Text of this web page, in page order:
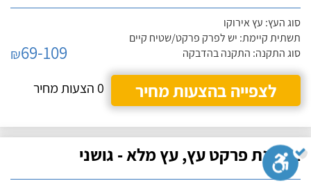
סוג העץ: עץ אירוקו
תשתית קיימת: יש לפרק פרקט/שטיח קיים
סוג התקנה: התקנה בהדבקה
₪69-109
לצפייה בהצעות מחיר
0 הצעות מחיר
התקנת פרקט עץ, עץ מלא - גושני